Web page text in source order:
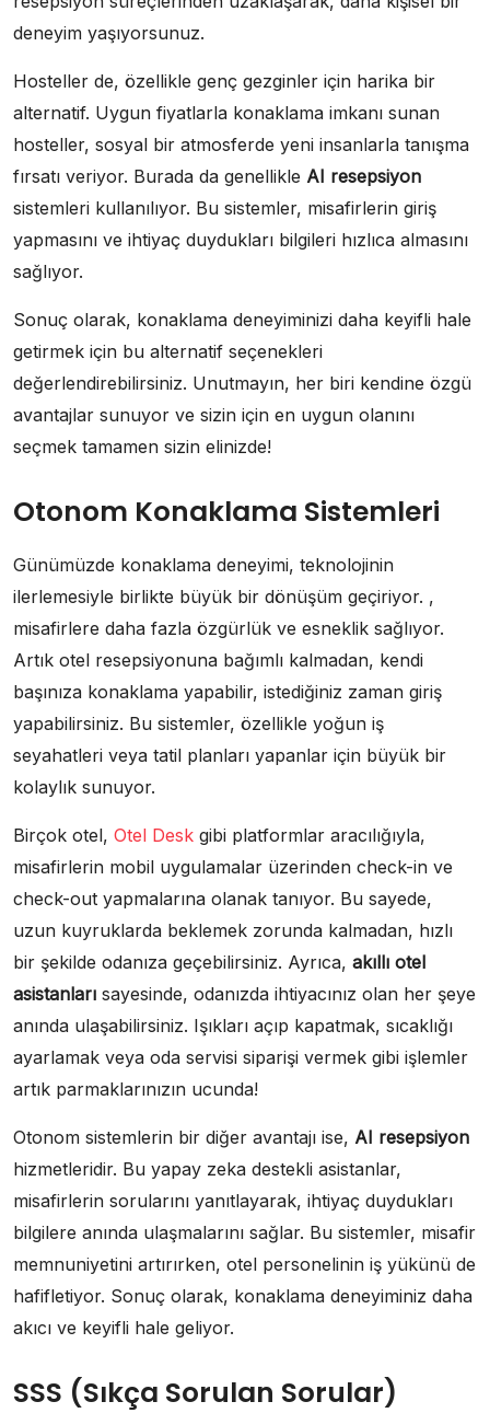
deneyim yaşıyorsunuz.
Hosteller de, özellikle genç gezginler için harika bir
alternatif. Uygun fiyatlarla konaklama imkanı sunan
hosteller, sosyal bir atmosferde yeni insanlarla tanışma
fırsatı veriyor. Burada da genellikle AI resepsiyon
sistemleri kullanılıyor. Bu sistemler, misafirlerin giriş
yapmasını ve ihtiyaç duydukları bilgileri hızlıca almasını
sağlıyor.
Sonuç olarak, konaklama deneyiminizi daha keyifli hale
getirmek için bu alternatif seçenekleri
değerlendirebilirsiniz. Unutmayın, her biri kendine özgü
avantajlar sunuyor ve sizin için en uygun olanını
seçmek tamamen sizin elinizde!
Otonom Konaklama Sistemleri
Günümüzde konaklama deneyimi, teknolojinin
ilerlemesiyle birlikte büyük bir dönüşüm geçiriyor. ,
misafirlere daha fazla özgürlük ve esneklik sağlıyor.
Artık otel resepsiyonuna bağımlı kalmadan, kendi
başınıza konaklama yapabilir, istediğiniz zaman giriş
yapabilirsiniz. Bu sistemler, özellikle yoğun iş
seyahatleri veya tatil planları yapanlar için büyük bir
kolaylık sunuyor.
Birçok otel, Otel Desk gibi platformlar aracılığıyla,
misafirlerin mobil uygulamalar üzerinden check-in ve
check-out yapmalarına olanak tanıyor. Bu sayede,
uzun kuyruklarda beklemek zorunda kalmadan, hızlı
bir şekilde odanıza geçebilirsiniz. Ayrıca, akıllı otel
asistanları sayesinde, odanızda ihtiyacınız olan her şeye
anında ulaşabilirsiniz. Işıkları açıp kapatmak, sıcaklığı
ayarlamak veya oda servisi siparişi vermek gibi işlemler
artık parmaklarınızın ucunda!
Otonom sistemlerin bir diğer avantajı ise, AI resepsiyon
hizmetleridir. Bu yapay zeka destekli asistanlar,
misafirlerin sorularını yanıtlayarak, ihtiyaç duydukları
bilgilere anında ulaşmalarını sağlar. Bu sistemler, misafir
memnuniyetini artırırken, otel personelinin iş yükünü de
hafifletiyor. Sonuç olarak, konaklama deneyiminiz daha
akıcı ve keyifli hale geliyor.
SSS (Sıkça Sorulan Sorular)